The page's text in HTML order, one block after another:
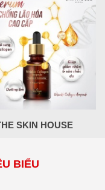
SKIN HOUSE
BIỂU